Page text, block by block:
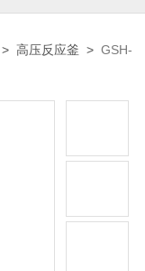
>高压反应釜 >GSH-